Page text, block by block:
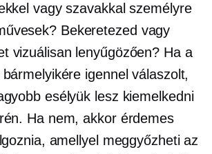
vagy szavakkal személyre
Bekeretezed vagy
vizuálisan lenyűgözően? Ha a
igennel válaszolt,
esélyük lesz kiemelkedni
Ha nem, akkor érdemes
amellyel meggyőzheti az